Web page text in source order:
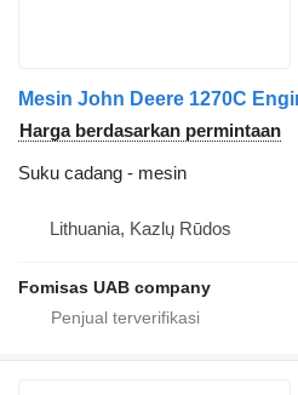
Mesin John Deere 1270C
Harga berdasarkan permintaan
Suku cadang - mesin
Lithuania, Kazlų Rūdos
Fomisas UAB company